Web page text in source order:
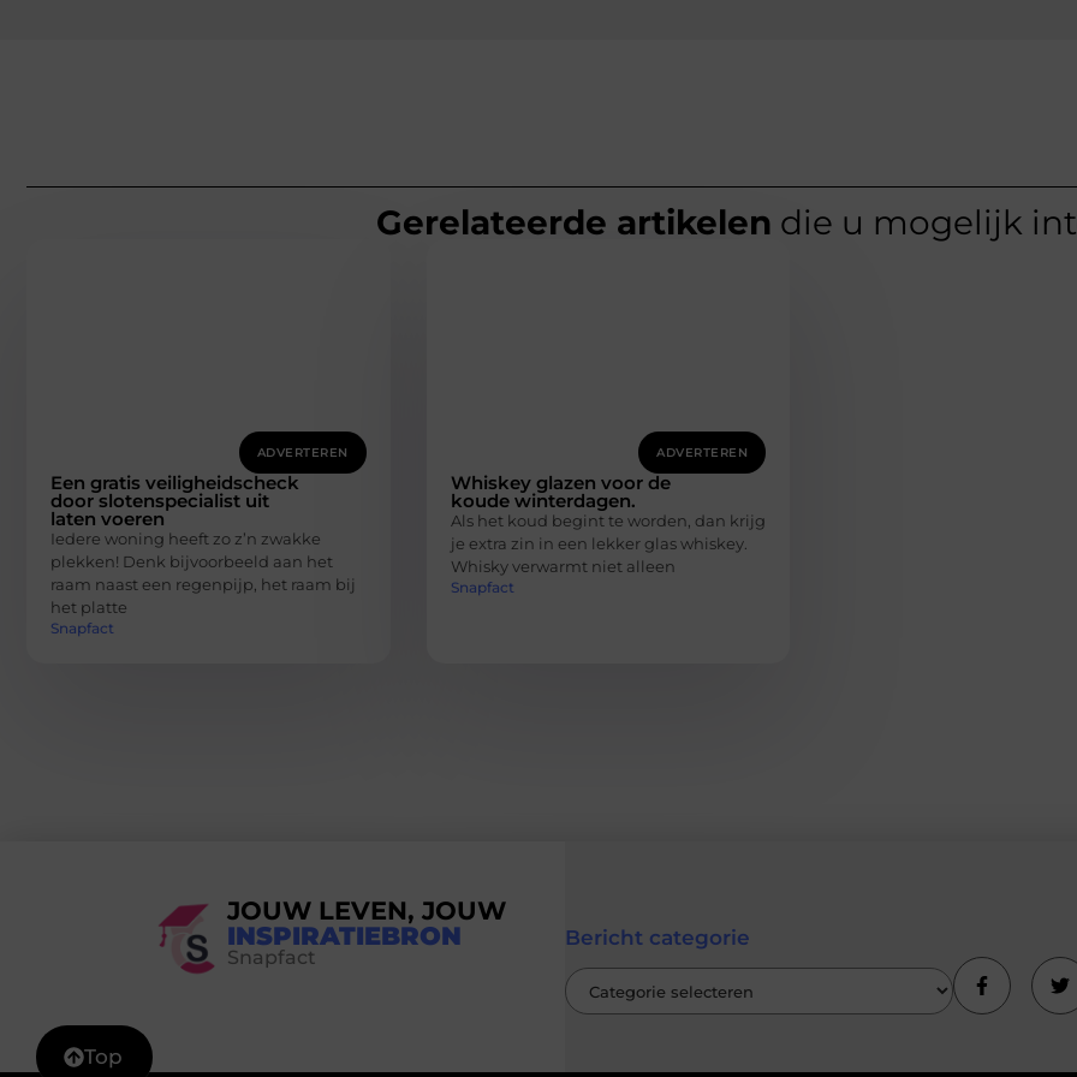
Top
Gerelateerde artikelen die u mogelijk
ADVERTEREN
Een gratis veiligheidscheck
door slotenspecialist uit
laten voeren
Iedere woning heeft zo z’n zwakke
plekken! Denk bijvoorbeeld aan het
raam naast een regenpijp, het raam bij
het platte
Snapfact
ADVERTEREN
Whiskey glazen voor de
koude winterdagen.
Als het koud begint te worden, dan krijg
je extra zin in een lekker glas whiskey.
Whisky verwarmt niet alleen
Snapfact
JOUW LEVEN, JOUW
INSPIRATIEBRON
Snapfact
Bericht categorie